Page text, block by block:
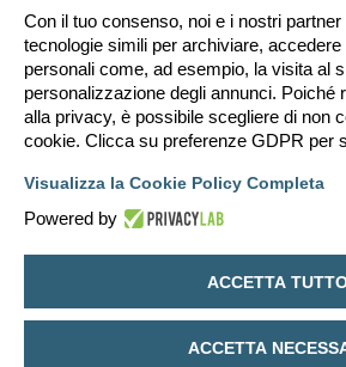
Condizioni d’uso
Trattamento dei dati personali
Indice Cancella cookie
Contattaci
Creato daphpBB® Forum Software ©
Traduzione Italiana
Con il tuo consenso, noi e i nostri
tecnologie simili per archiviare, accedere
personali come, ad esempio, la visita al
personalizzazione degli annunci. Poiché
alla privacy, è possibile scegliere di non
cookie. Clicca su preferenze GDPR per
Visualizza la Cookie Policy Completa
Powered by
ACCETTA
ACCETTA